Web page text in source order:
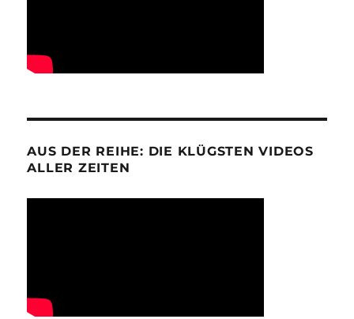
AUS DER REIHE: DIE KLÜGSTEN VIDEOS
ALLER ZEITEN